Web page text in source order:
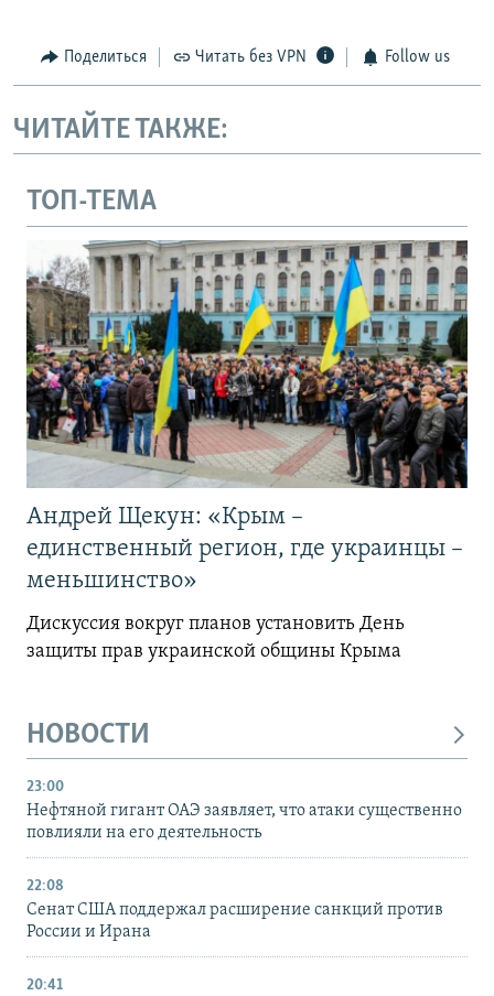
Поделиться Читать без VPN Follow us
ЧИТАЙТЕ ТАКЖЕ:
ТОП-ТЕМА
Андрей Щекун: «Крым –
единственный регион, где украинцы –
меньшинство»
Дискуссия вокруг планов установить День
защиты прав украинской общины Крыма
НОВОСТИ
23:00
Нефтяной гигант ОАЭ заявляет, что атаки существенно
повлияли на его деятельность
22:08
Сенат США поддержал расширение санкций против
России и Ирана
20:41